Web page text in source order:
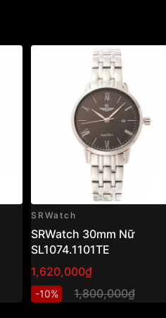
SRWatch
SRWatch 30mm Nữ
SL1074.1101TE
1,620,000₫
-10% 1,800,000₫